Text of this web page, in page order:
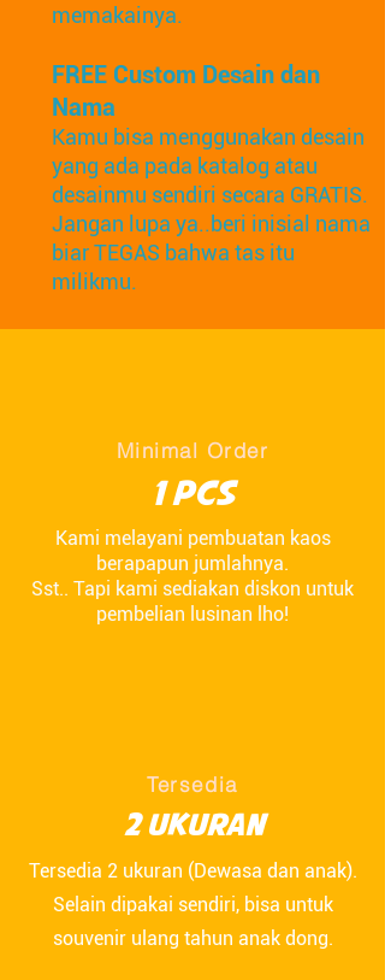
memakainya.
FREE Custom Desain dan
Nama
Kamu bisa menggunakan desain
yang ada pada katalog atau
desainmu sendiri secara GRATIS.
Jangan lupa ya..beri inisial nama
biar TEGAS bahwa tas itu
milikmu.
Minimal Order
1 pcs
Kami melayani pembuatan kaos
berapapun jumlahnya.
Sst.. Tapi kami sediakan diskon untuk
pembelian lusinan lho!
Tersedia
2 Ukuran
Tersedia 2 ukuran (Dewasa dan anak).
Selain dipakai sendiri, bisa untuk
souvenir ulang tahun anak dong.